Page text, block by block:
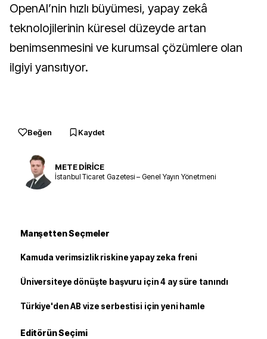
OpenAI’nin hızlı büyümesi, yapay zekâ
teknolojilerinin küresel düzeyde artan
benimsenmesini ve kurumsal çözümlere olan
ilgiyi yansıtıyor.
Beğen Kaydet
METE DİRİCE
İstanbul Ticaret Gazetesi – Genel Yayın Yönetmeni
Manşetten Seçmeler
Kamuda verimsizlik riskine yapay zeka freni
Üniversiteye dönüşte başvuru için 4 ay süre tanındı
Türkiye'den AB vize serbestisi için yeni hamle
Editörün Seçimi